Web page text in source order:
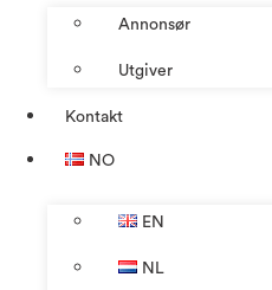
Annonsør
Utgiver
Kontakt
NO
EN
NL